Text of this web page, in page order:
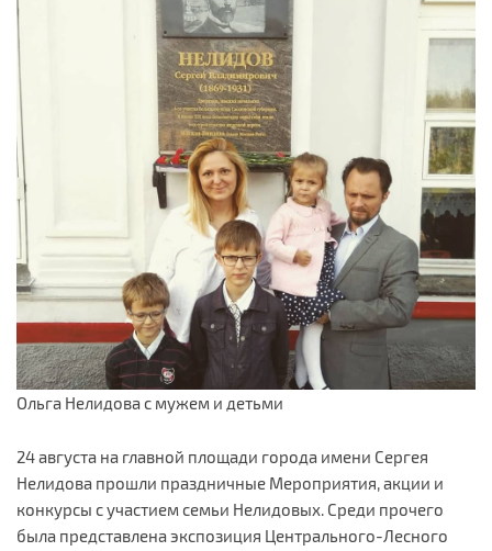
Ольга Нелидова с мужем и детьми
24 августа на главной площади города имени Сергея
Нелидова прошли праздничные Мероприятия, акции и
конкурсы с участием семьи Нелидовых. Среди прочего
была представлена экспозиция Центрального-Лесного